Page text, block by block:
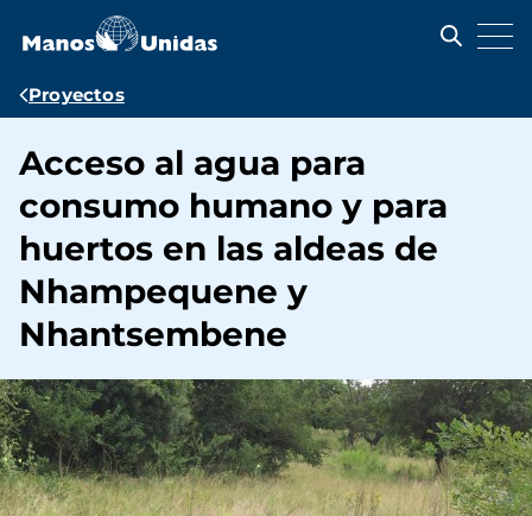
contenido
Ruta
navegación
Proyectos
Acceso al agua para
consumo humano y para
huertos en las aldeas de
Nhampequene y
Nhantsembene